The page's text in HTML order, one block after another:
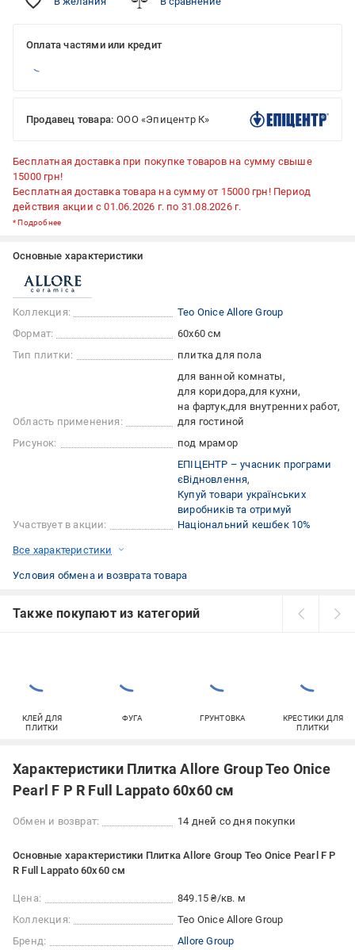
Оплата частями или кредит
Продавец товара: ООО «Эпицентр К»
Бесплатная доставка при покупке товаров на сумму свыше
15000 грн!
Бесплатная доставка товара на сумму от 15000 грн! Период
действия акции с 01.06.2026 г. по 31.08.2026 г.
*Подробнее
Основные характеристики
Коллекция:
Teo Onice Allore Group
Формат:
60x60 см
Тип плитки:
плитка для пола
Область применения:
для ванной комнаты
для коридора для кухни
на фартук для внутренних работ
для гостиной
Рисунок:
под мрамор
Участвует в акции:
ЕПІЦЕНТР – учасник програми
єВідновлення
Купуй товари українських
виробників та отримуй
Національний кешбек 10%
Все характеристики
Условия обмена и возврата товара
Также покупают из категорий
КЛЕЙ ДЛЯ
ПЛИТКИ
ФУГА ГРУНТОВКА
КРЕСТИКИ ДЛЯ
ПЛИТКИ
Характеристики Плитка Allore Group Teo Onice
Pearl F P R Full Lappato 60x60 см
Обмен и возврат: 14 дней со дня покупки
Основные характеристики Плитка Allore Group Teo Onice Pearl F P
R Full Lappato 60x60 см
Цена:
849.15 ₴/кв. м
Коллекция:
Teo Onice Allore Group
Бренд:
Allore Group